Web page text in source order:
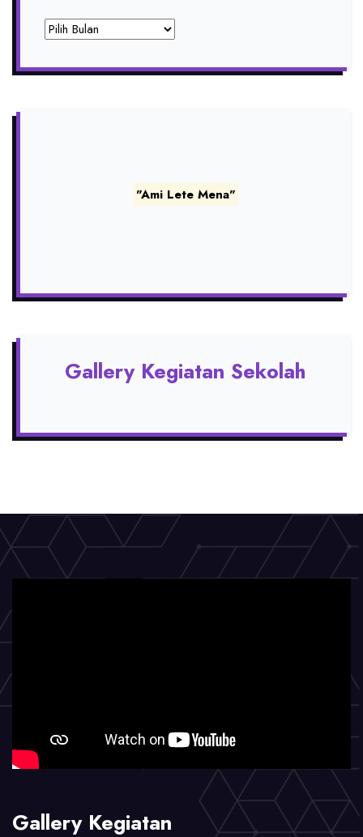
Archives
"Ami Lete Mena"
Gallery Kegiatan Sekolah
Gallery Kegiatan